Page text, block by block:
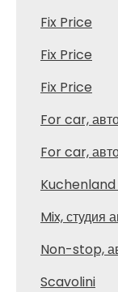
Fix Price
Fix Price
Fix Price
For car,
For car,
Mix, студия
Non-stop,
Scavolini